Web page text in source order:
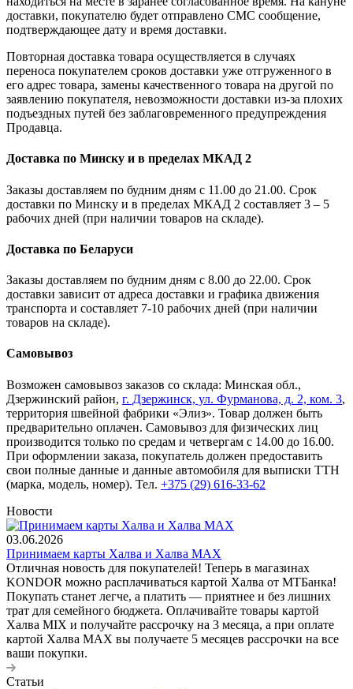
доставки, покупателю будет отправлено СМС сообщение,
подтверждающее дату и время доставки.
Повторная доставка товара осуществляется в случаях
переноса покупателем сроков доставки уже отгруженного в
его адрес товара, замены качественного товара на другой по
заявлению покупателя, невозможности доставки из-за плохих
подъездных путей без заблаговременного предупреждения
Продавца.
Доставка по Минску и в пределах МКАД 2
Заказы доставляем по будним дням с 11.00 до 21.00. Срок
доставки по Минску и в пределах МКАД 2 составляет 3 – 5
рабочих дней (при наличии товаров на складе).
Доставка по Беларуси
Заказы доставляем по будним дням с 8.00 до 22.00. Срок
доставки зависит от адреса доставки и графика движения
транспорта и составляет 7-10 рабочих дней (при наличии
товаров на складе).
Самовывоз
Возможен самовывоз заказов со склада: Минская обл.,
Дзержинский район, г. Дзержинск, ул. Фурманова, д. 2, ком. 3,
территория швейной фабрики «Элиз». Товар должен быть
предварительно оплачен. Самовывоз для физических лиц
производится только по средам и четвергам с 14.00 до 16.00.
При оформлении заказа, покупатель должен предоставить
свои полные данные и данные автомобиля для выписки ТТН
(марка, модель, номер). Тел. +375 (29) 616-33-62
Новости
03.06.2026
Принимаем карты Халва и Халва MАХ
Отличная новость для покупателей! Теперь в магазинах
KONDOR можно расплачиваться картой Халва от МТБанка!
Покупать станет легче, а платить — приятнее и без лишних
трат для семейного бюджета. Оплачивайте товары картой
Халва MIX и получайте рассрочку на 3 месяца, а при оплате
картой Халва MАХ вы получаете 5 месяцев рассрочки на все
ваши покупки.
Статьи